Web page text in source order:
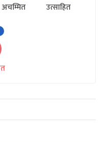
अचम्मित
उत्साहित